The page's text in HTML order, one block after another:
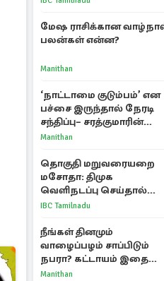
மேஷ ராசிக்கான
பலன்கள் என்ன?
Manithan
‘நாட்டாமை குடும்பம்’ என
பச்சை இருந்தால் நேரடி
சந்திப்பு– சரத்குமாரின்
புதிய யோசனை
Manithan
தொகுதி மறுவரையறை
மசோதா: திமுக
வெளிநடப்பு செய்தால்
ஆதரவாகவே கருதப்படும்
IBC Tamilnadu
நீங்கள் தினமும்
வாழைப்பழம் சாப்பிடும்
நபரா? கட்டாயம் இதை
தெரிந்து கொள்ளுங்கள்
Manithan